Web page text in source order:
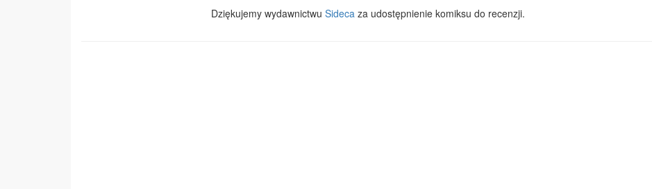
Dziękujemy wydawnictwu Sidecaza udostępnienie komiksu do recenzji.